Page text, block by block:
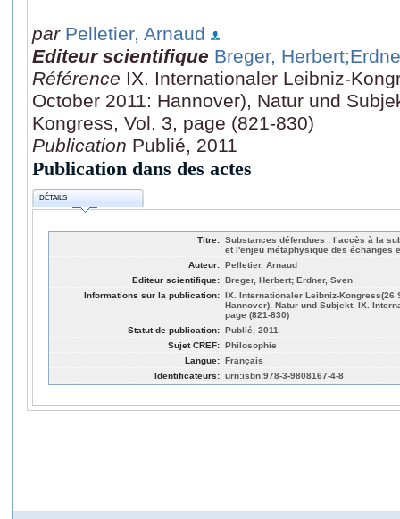
par Pelletier, Arnaud
Editeur scientifique Breger, Herbert
Référence IX. Internationaler Leibniz-
October 2011: Hannover), Natur und
Kongress, Vol. 3, page (821-830)
Publication Publié, 2011
Publication dans des actes
DÉTAILS
Titre: Substances défendues : l’accès à la
et l'enjeu métaphysique des échanges
Auteur: Pelletier, Arnaud
Editeur scientifique: Breger, Herbert; Erdner, Sven
Informations sur la publication: IX. Internationaler Leibniz-Kongress(26
Hannover), Natur und Subjekt, IX.
page (821-830)
Statut de publication: Publié, 2011
Sujet CREF: Philosophie
Langue: Français
Identificateurs: urn:isbn:978-3-9808167-4-8